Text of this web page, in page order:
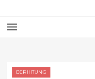
BERHITUNG